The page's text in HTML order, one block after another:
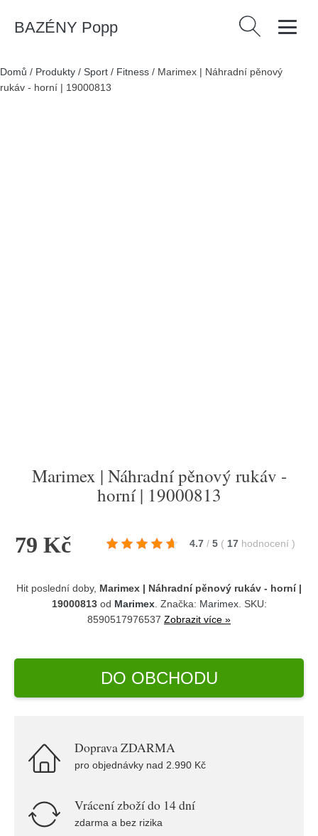
BAZÉNY Popp Vyhledávání
Domů / Produkty / Sport / Fitness / Marimex | Náhradní pěnový
rukáv - horní | 19000813
Marimex | Náhradní pěnový rukáv -
horní | 19000813
79 Kč 4.7 / 5 ( 17 hodnocení )
Hit poslední doby, Marimex | Náhradní pěnový rukáv - horní |
19000813od Marimex. Značka: Marimex. SKU:
8590517976537 Zobrazit více »
DO OBCHODU
Doprava ZDARMA
pro objednávky nad 2.990 Kč
Vrácení zboží do 14 dní
zdarma a bez rizika